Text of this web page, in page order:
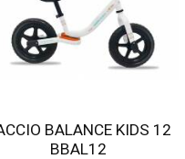
BALANCE KIDS 12
BBAL12